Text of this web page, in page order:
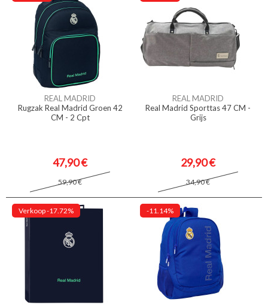
REAL MADRID
Rugzak Real Madrid Groen 42
CM - 2 Cpt
47,90 €
59,90 €
REAL MADRID
Real Madrid Sporttas 47 CM -
Grijs
29,90 €
34,90 €
Verkoop-17.72% -11.14%